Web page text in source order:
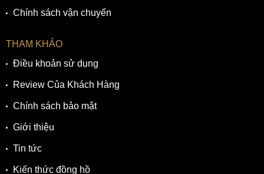
Chính sách vận chuyển
THAM KHẢO
Điều khoản sử dụng
Review Của Khách Hàng
Chính sách bảo mật
Giới thiệu
Tin tức
Kiến thức đồng hồ